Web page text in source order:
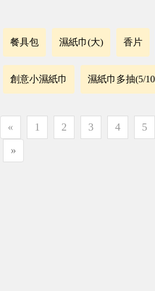
餐具包 濕紙巾(大) 香片
創意小濕紙巾 濕紙巾多抽(5/
« 1 2 3 4 5
»